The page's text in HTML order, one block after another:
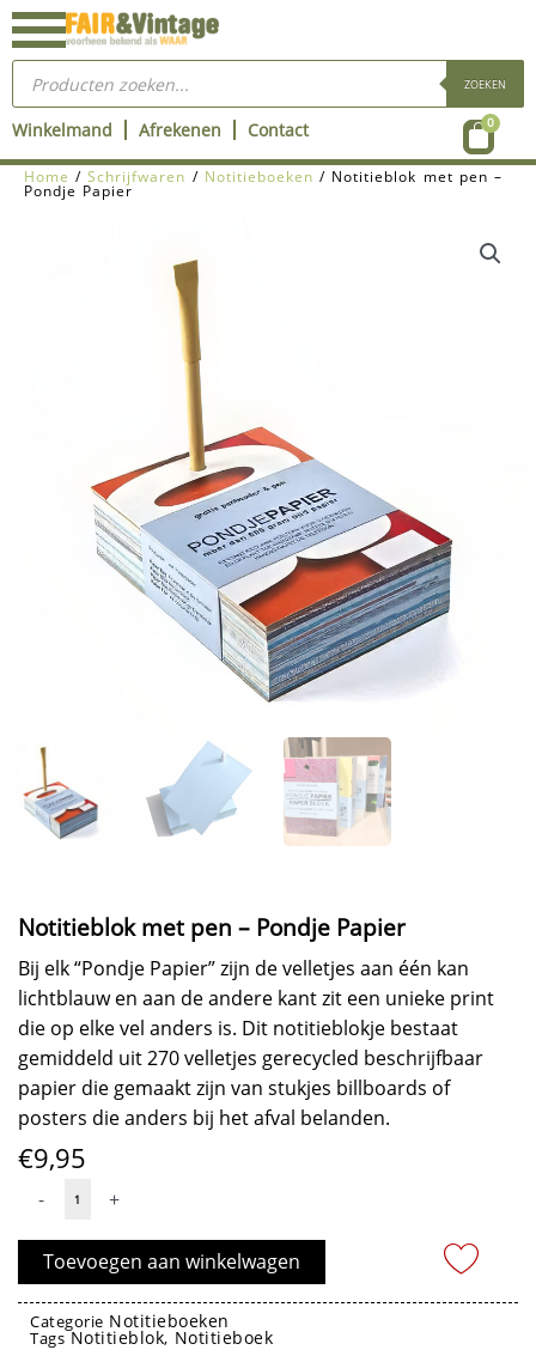
Ga
naar
inhoud
Producten
zoeken ZOEKEN
Winkelmand Afrekenen Contact 0
Home /Schrijfwaren / Notitieboeken / Notitieblok met pen –
Pondje Papier
Notitieblok met pen – Pondje Papier
Bij elk “Pondje Papier” zijn de velletjes aan één kan
lichtblauw en aan de andere kant zit een unieke print
die op elke vel anders is. Dit notitieblokje bestaat
gemiddeld uit 270 velletjes gerecycled beschrijfbaar
papier die gemaakt zijn van stukjes billboards of
posters die anders bij het afval belanden.
€9,95
-
Notitieblok
pen
-
Pondje
Papier
+
Toevoegen aan winkelwagen
Categorie Notitieboeken
Tags Notitieblok, Notitieboek